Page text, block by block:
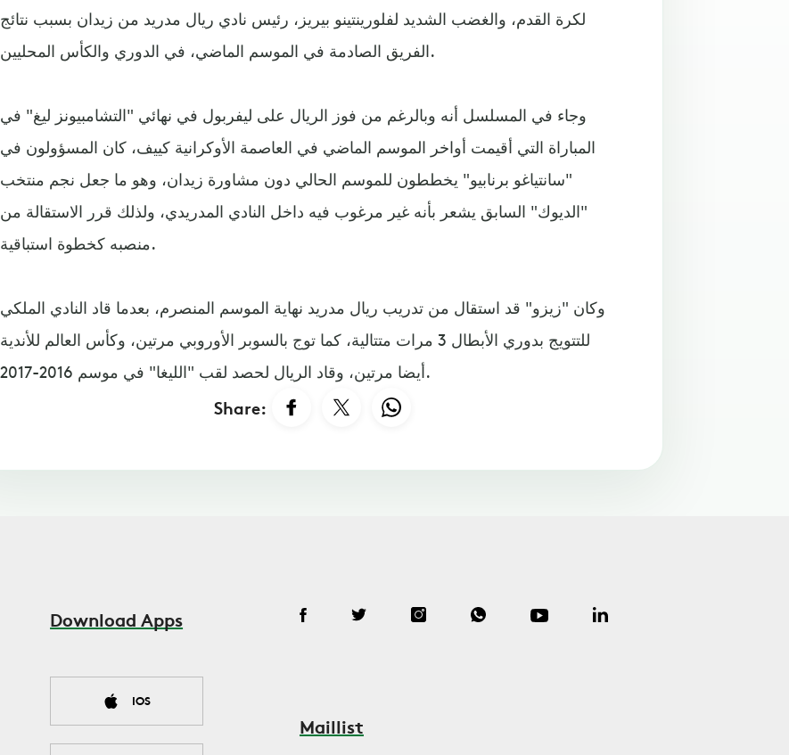
لكرة القدم، والغضب الشديد لفلورينتينو بيريز، رئيس نادي ريال مدريد من زيدان بسبب نتائج
الفريق الصادمة في الموسم الماضي، في الدوري والكأس المحليين.
وجاء في المسلسل أنه وبالرغم من فوز الريال على ليفربول في نهائي "التشامبيونز ليغ" في
المباراة التي أقيمت أواخر الموسم الماضي في العاصمة الأوكرانية كييف، كان المسؤولون في
"سانتياغو برنابيو" يخططون للموسم الحالي دون مشاورة زيدان، وهو ما جعل نجم منتخب
"الديوك" السابق يشعر بأنه غير مرغوب فيه داخل النادي المدريدي، ولذلك قرر الاستقالة من
منصبه كخطوة استباقية.
وكان "زيزو" قد استقال من تدريب ريال مدريد نهاية الموسم المنصرم، بعدما قاد النادي الملكي
للتتويج بدوري الأبطال 3 مرات متتالية، كما توج بالسوبر الأوروبي مرتين، وكأس العالم للأندية
أيضا مرتين، وقاد الريال لحصد لقب "الليغا" في موسم 2016-2017.
Share:
Download Apps
IOS
Maillist